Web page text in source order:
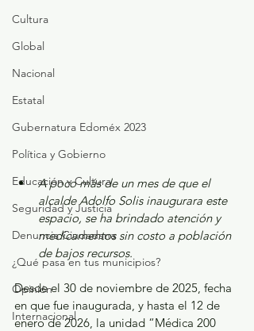
Cultura
Global
Nacional
Estatal
Gubernatura Edoméx 2023
Política y Gobierno
Educación y Cultura
Seguridad y Justicia
Denuncia Ciudadana
¿Qué pasa en tus municipios?
Opinión
Internacional
A poco más de un mes de que el
alcalde Adolfo Solis inaugurara este
espacio, se ha brindado atención y
medicamentos sin costo a población
de bajos recursos.
Desde el 30 de noviembre de 2025, fecha
en que fue inaugurada, y hasta el 12 de
enero de 2026, la unidad “Médica 200